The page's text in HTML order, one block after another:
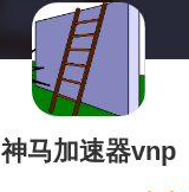
神马加速器vnp